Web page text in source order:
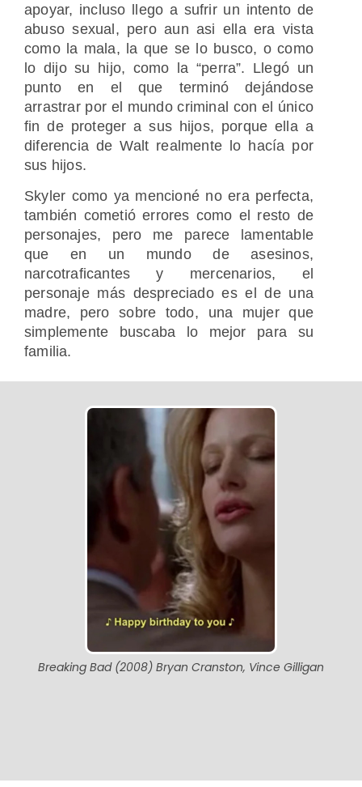
Breaking Bad (2008) Bryan Cranston, Vince Gilligan
apoyar, incluso llego a sufrir un intento de
abuso sexual, pero aun asi ella era vista
como la mala, la que se lo busco, o como
lo dijo su hijo, como la “perra”. Llegó un
punto en el que terminó dejándose
arrastrar por el mundo criminal con el único
fin de proteger a sus hijos, porque ella a
diferencia de Walt realmente lo hacía por
sus hijos.
Skyler como ya mencioné no era perfecta,
también cometió errores como el resto de
personajes, pero me parece lamentable
que en un mundo de asesinos,
narcotraficantes y mercenarios, el
personaje más despreciado es el de una
madre, pero sobre todo, una mujer que
simplemente buscaba lo mejor para su
familia.